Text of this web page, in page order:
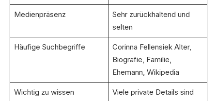
Medienpräsenz
Sehr zurückhaltend und
selten
Häufige Suchbegriffe
Corinna Fellensiek Alter,
Biografie, Familie,
Ehemann, Wikipedia
Wichtig zu wissen
Viele private Details sind